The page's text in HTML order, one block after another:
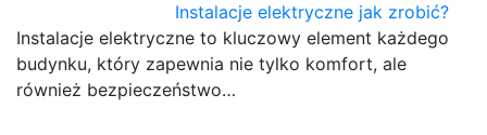
Instalacje elektryczne jak zrobić?
Instalacje elektryczne to kluczowy element każdego
budynku, który zapewnia nie tylko komfort, ale
również bezpieczeństwo…